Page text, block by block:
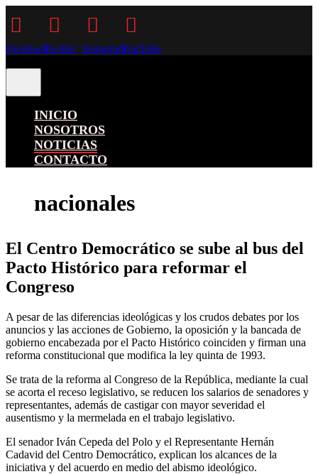
FacebookTwitter InstagramYouTube
INICIO
NOSOTROS
NOTICIAS
CONTACTO
nacionales
El Centro Democrático se sube al bus del
Pacto Histórico para reformar el
Congreso
A pesar de las diferencias ideológicas y los crudos debates por los
anuncios y las acciones de Gobierno, la oposición y la bancada de
gobierno encabezada por el Pacto Histórico coinciden y firman una
reforma constitucional que modifica la ley quinta de 1993.
Se trata de la reforma al Congreso de la República, mediante la cual
se acorta el receso legislativo, se reducen los salarios de senadores y
representantes, además de castigar con mayor severidad el
ausentismo y la mermelada en el trabajo legislativo.
El senador Iván Cepeda del Polo y el Representante Hernán
Cadavid del Centro Democrático, explican los alcances de la
iniciativa y del acuerdo en medio del abismo ideológico.